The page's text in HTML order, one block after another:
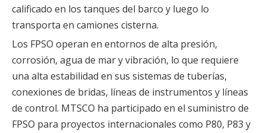
calificado en los tanques del barco y luego lo
transporta en camiones cisterna.
Los FPSO operan en entornos de alta presión,
corrosión, agua de mar y vibración, lo que requiere
una alta estabilidad en sus sistemas de tuberías,
conexiones de bridas, líneas de instrumentos y líneas
de control. MTSCO ha participado en el suministro de
FPSO para proyectos internacionales como P80, P83 y